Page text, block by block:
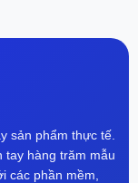
sản phẩm thực tế.
tay hàng trăm mẫu
các phần mềm,